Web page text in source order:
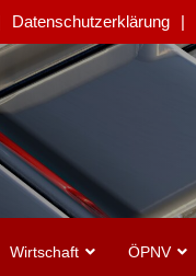
Datenschutzerklärung
Wirtschaft ÖPNV